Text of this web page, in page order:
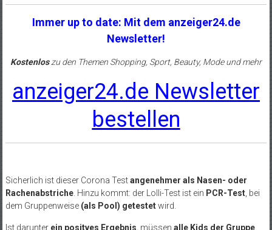
Immer up to date: Mit dem anzeiger24.de
Newsletter!
Kostenloszu den Themen Shopping, Sport, Beauty, Mode und mehr
anzeiger24.de Newsletter
bestellen
Sicherlich ist dieser Corona Testangenehmer als Nasen- oder
Rachenabstriche. Hinzu kommt: der Lolli-Test ist ein PCR-Test, bei
dem Gruppenweise (als Pool) getestetwird.
Ist darunter ein positves Ergebnis , müssen alle Kids der Gruppe